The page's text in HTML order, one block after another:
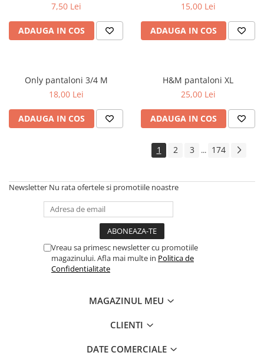
7,50 Lei
ADAUGA IN COS
15,00 Lei
ADAUGA IN COS
Only pantaloni 3/4 M
18,00 Lei
ADAUGA IN COS
H&M pantaloni XL
25,00 Lei
ADAUGA IN COS
1 2 3 ... 174
Newsletter Nu rata ofertele si promotiile noastre
Vreau sa primesc newsletter cu promotiile
magazinului. Afla mai multe in Politica de
Confidentialitate
MAGAZINUL MEU
CLIENTI
DATE COMERCIALE